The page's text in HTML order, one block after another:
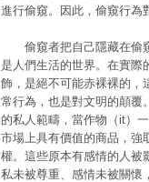
進行偷窺。因此，偷窺行為
偷窺者把自己隱藏在偷窺
是人們生活的世界。在實際
飾，是絕不可能赤裸裸的，
常行為，也是對文明的顛覆
的私人範疇，當作物（it）
市場上具有價值的商品，強
權。這些原本有感情的人被
私未被尊重、感情未被關懷